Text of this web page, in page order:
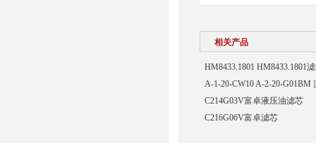
相关产品
HM8433.1801 HM8433.1801
A-1-20-CW10 A-2-20-G01BM
C214G03V富卓液压油滤芯
C216G06V富卓滤芯